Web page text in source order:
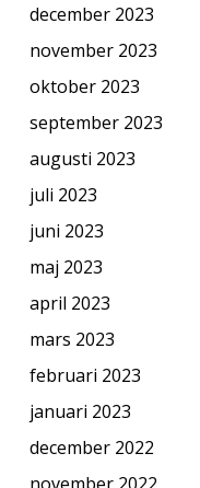
december 2023
november 2023
oktober 2023
september 2023
augusti 2023
juli 2023
juni 2023
maj 2023
april 2023
mars 2023
februari 2023
januari 2023
december 2022
november 2022